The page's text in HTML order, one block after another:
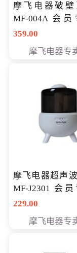
摩飞电器破壁
MF-004A 会员专享价
168元
359.00
摩飞电器专
摩飞电器超声
MF-J2301 会
168元
229.00
摩飞电器专